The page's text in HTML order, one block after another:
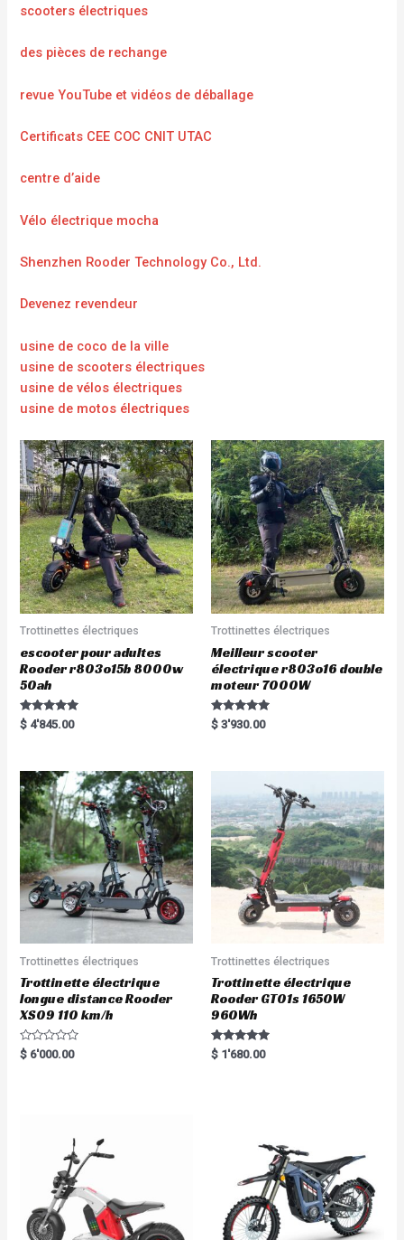
scooters électriques
des pièces de rechange
revue YouTube et vidéos de déballage
Certificats CEE COC CNIT UTAC
centre d’aide
Vélo électrique mocha
Shenzhen Rooder Technology Co., Ltd.
Devenez revendeur
usine de coco de la ville
usine de scooters électriques
usine de vélos électriques
usine de motos électriques
Trottinettes électriques
escooter pour adultes
Rooder r803o15b 8000w
50ah
Rated
5.00
$ 4'845.00
Trottinettes électriques
Meilleur scooter
électrique r803o16 double
moteur 7000W
Rated
5.00
$ 3'930.00
Trottinettes électriques
Trottinette électrique
longue distance Rooder
XS09 110 km/h
R
a
$ 6'000.00
Trottinettes électriques
Trottinette électrique
Rooder GT01s 1650W
960Wh
Rated
5.00
$ 1'680.00